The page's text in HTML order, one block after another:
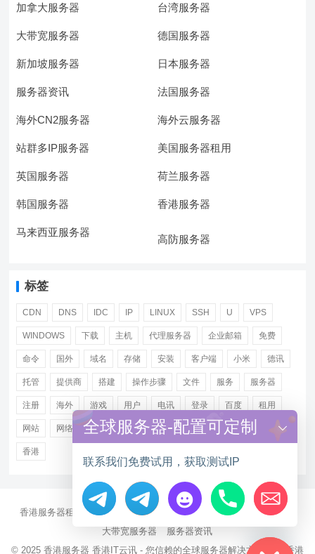
加拿大服务器 台湾服务器
大带宽服务器 德国服务器
新加坡服务器 日本服务器
服务器资讯 法国服务器
海外CN2服务器 海外云服务器
站群多IP服务器 美国服务器租用
英国服务器 荷兰服务器
韩国服务器 香港服务器
马来西亚服务器
高防服务器
标签
CDN DNS IDC IP LINUX SSH U VPS
WINDOWS 下载 主机 代理服务器 企业邮箱 免费
命令 国外 域名 存储 安装 客户端 小米 德讯
托管 提供商 搭建 操作步骤 文件 服务 服务器
注册 海外 游戏 用户 电讯 登录 百度 租用
网站 网络 腾讯 虚拟主机 证书 配置 阿里
香港
香港服务器租用 海外CN2服务器 站群多IP服务器
海外云服务器
大带宽服务器
服务器资讯
© 2025 香港服务器 香港IT云讯 - 您信赖的全球服务器解决方案伙伴 香港
Hide chaty
全球服务器-配置可定制
联系我们免费试用，获取测试IP